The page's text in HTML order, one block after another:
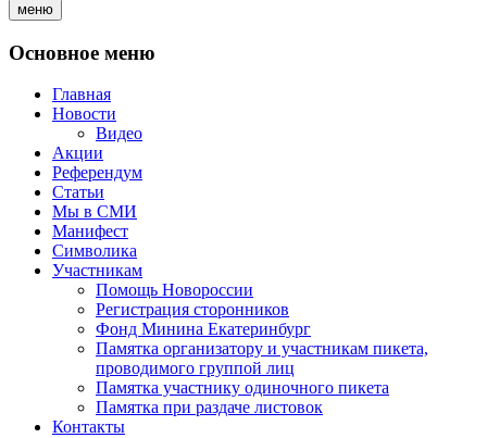
меню
Основное меню
Главная
Новости
Видео
Акции
Референдум
Статьи
Мы в СМИ
Манифест
Символика
Участникам
Помощь Новороссии
Регистрация сторонников
Фонд Минина Екатеринбург
Памятка организатору и участникам пикета,
проводимого группой лиц
Памятка участнику одиночного пикета
Памятка при раздаче листовок
Контакты